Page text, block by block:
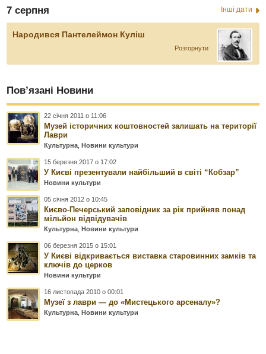
7 серпня Інші дати
Народився Пантелеймон Куліш
Розгорнути
Пов’язані Новини
22 січня 2011 о 11:06
Музей історичних коштовностей залишать на території
Лаври
Культурна ,Новини культури
15 березня 2017 о 17:02
У Києві презентували найбільший в світі “Кобзар”
Новини культури
05 січня 2012 о 10:45
Києво-Печерський заповідник за рік прийняв понад
мiльйон відвідувачів
Культурна ,Новини культури
06 березня 2015 о 15:01
У Києві відкривається виставка старовинних замків та
ключів до церков
Новини культури
16 листопада 2010 о 00:01
Музеї з лаври — до «Мистецького арсеналу»?
Культурна ,Новини культури